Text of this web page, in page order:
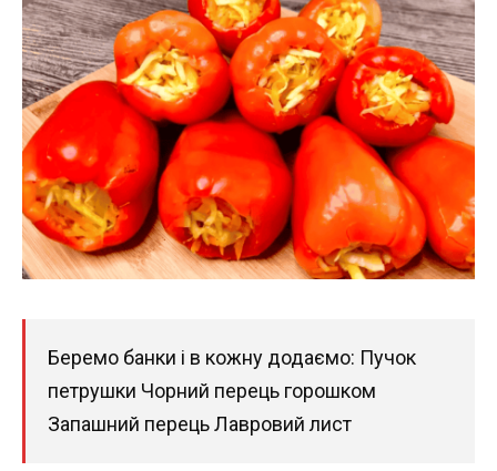
Беремо банки і в кожну додаємо: Пучок
петрушки Чорний перець горошком
Запашний перець Лавровий лист